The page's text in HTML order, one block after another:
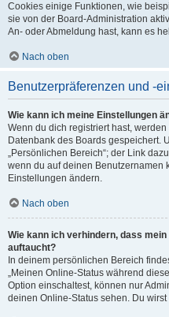
Cookies einige Funktionen, wie
sie von der Board-Administration
An- oder Abmeldung hast, kann es
Nach oben
Benutzerpräferenzen und -
Wie kann ich meine Einstellungen
Wenn du dich registriert hast,
Datenbank des Boards gespeichert.
„Persönlichen Bereich“; der Link
wenn du auf deinen Benutzernamen
Einstellungen ändern.
Nach oben
Wie kann ich verhindern, dass
auftaucht?
In deinem persönlichen Bereich
„Meinen Online-Status während
Option einschaltest, können nur
deinen Online-Status sehen. Du